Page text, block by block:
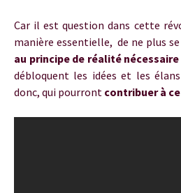
Car il est question dans cette
manière essentielle, de ne plus
au principe de réalité nécessaire
débloquent les idées et les
donc, qui pourront contribuer à